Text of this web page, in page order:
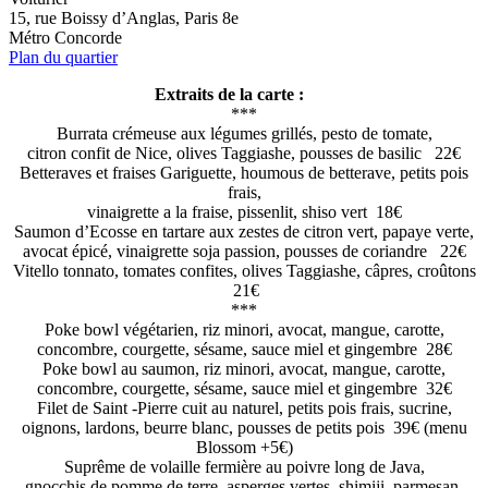
15, rue Boissy d’Anglas, Paris 8e
Métro Concorde
Plan du quartier
Extraits de la carte :
***
Burrata crémeuse aux légumes grillés, pesto de tomate,
citron confit de Nice, olives Taggiashe, pousses de basilic 22€
Betteraves et fraises Gariguette, houmous de betterave, petits pois
frais,
vinaigrette a la fraise, pissenlit, shiso vert 18€
Saumon d’Ecosse en tartare aux zestes de citron vert, papaye verte,
avocat épicé, vinaigrette soja passion, pousses de coriandre 22€
Vitello tonnato, tomates confites, olives Taggiashe, câpres, croûtons
21€
***
Poke bowl végétarien, riz minori, avocat, mangue, carotte,
concombre, courgette, sésame, sauce miel et gingembre 28€
Poke bowl au saumon, riz minori, avocat, mangue, carotte,
concombre, courgette, sésame, sauce miel et gingembre 32€
Filet de Saint -Pierre cuit au naturel, petits pois frais, sucrine,
oignons, lardons, beurre blanc, pousses de petits pois 39€ (menu
Blossom +5€)
Suprême de volaille fermière au poivre long de Java,